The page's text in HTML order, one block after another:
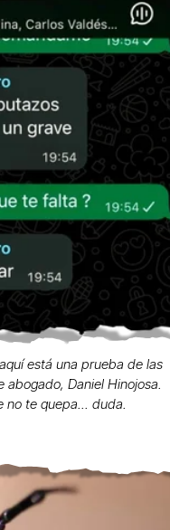
está una prueba de las
abogado, Daniel Hinojosa.
no te quepa... duda.